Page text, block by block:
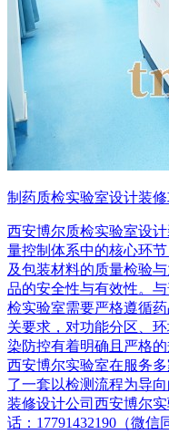
制药质检实验室设计装
西安博尔质检实验室设
量控制体系中的核心环
及包装材料的质量检验
品的安全性与有效性。
检实验室需要严格遵循
关要求，对功能分区、
染防控有着明确且严格
西安博尔实验室在服务
了一套以检测流程为导
装修设计公司西安博尔
话：17791432190（微信